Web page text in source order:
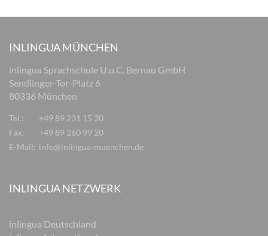
INLINGUA MÜNCHEN
inlingua Sprachschule U.u.C. Bernau GmbH
Sendlinger-Tor-Platz 6
80336 München
Tel.:
+49 89 231 15 30
Fax:
+49 89 260 99 20
E-Mail: info@inlingua-muenchen.de
INLINGUA NETZWERK
inlingua Deutschland